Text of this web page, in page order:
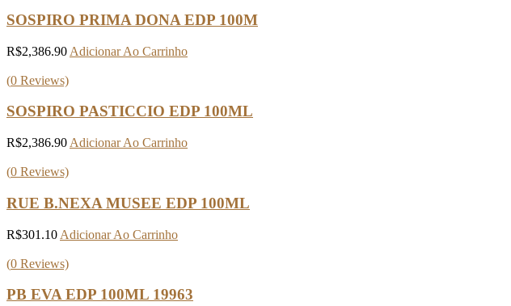
SOSPIRO PRIMA DONA EDP 100M
R$2,386.90 Adicionar Ao Carrinho
(0 Reviews)
SOSPIRO PASTICCIO EDP 100ML
R$2,386.90 Adicionar Ao Carrinho
(0 Reviews)
RUE B.NEXA MUSEE EDP 100ML
R$301.10 Adicionar Ao Carrinho
(0 Reviews)
PB EVA EDP 100ML 19963